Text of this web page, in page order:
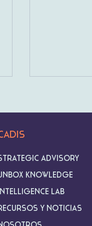
advisory
knowledge
lab
y noticias